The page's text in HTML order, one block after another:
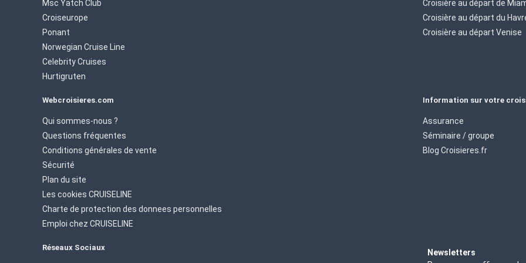
Msc Yatch Club
Croiseurope
Ponant
Norwegian Cruise Line
Celebrity Cruises
Hurtigruten
Croisière au départ de
Croisière au départ du
Croisière au départ Venise
Webcroisieres.com
Qui sommes-nous ?
Questions fréquentes
Conditions générales de vente
Sécurité
Plan du site
Les cookies CRUISELINE
Charte de protection des donnees personnelles
Emploi chez CRUISELINE
Information sur votre
Assurance
Séminaire / groupe
Blog Croisieres.fr
Réseaux Sociaux
Newsletters